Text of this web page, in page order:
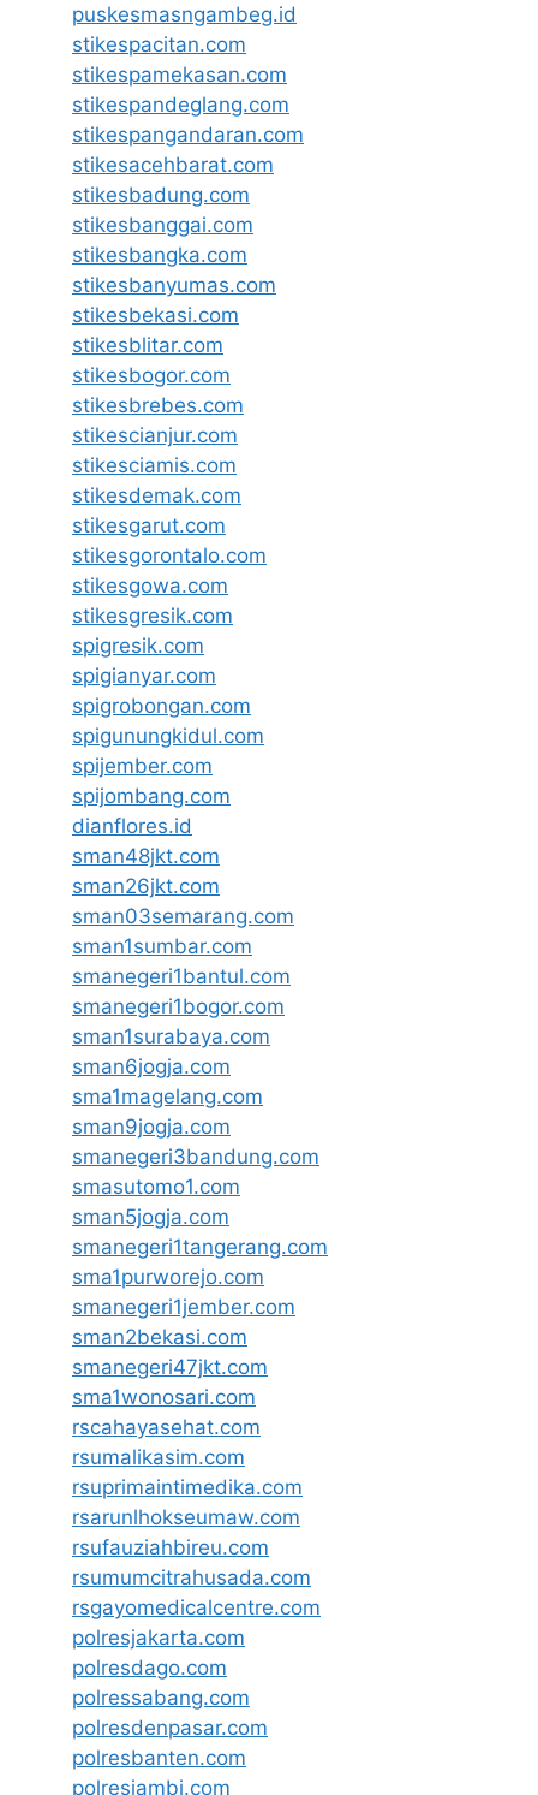
puskesmasngambeg.id
stikespacitan.com
stikespamekasan.com
stikespandeglang.com
stikespangandaran.com
stikesacehbarat.com
stikesbadung.com
stikesbanggai.com
stikesbangka.com
stikesbanyumas.com
stikesbekasi.com
stikesblitar.com
stikesbogor.com
stikesbrebes.com
stikescianjur.com
stikesciamis.com
stikesdemak.com
stikesgarut.com
stikesgorontalo.com
stikesgowa.com
stikesgresik.com
spigresik.com
spigianyar.com
spigrobongan.com
spigunungkidul.com
spijember.com
spijombang.com
dianflores.id
sman48jkt.com
sman26jkt.com
sman03semarang.com
sman1sumbar.com
smanegeri1bantul.com
smanegeri1bogor.com
sman1surabaya.com
sman6jogja.com
sma1magelang.com
sman9jogja.com
smanegeri3bandung.com
smasutomo1.com
sman5jogja.com
smanegeri1tangerang.com
sma1purworejo.com
smanegeri1jember.com
sman2bekasi.com
smanegeri47jkt.com
sma1wonosari.com
rscahayasehat.com
rsumalikasim.com
rsuprimaintimedika.com
rsarunlhokseumaw.com
rsufauziahbireu.com
rsumumcitrahusada.com
rsgayomedicalcentre.com
polresjakarta.com
polresdago.com
polressabang.com
polresdenpasar.com
polresbanten.com
polresjambi.com